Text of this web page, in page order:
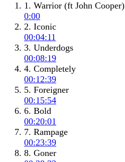
1. Warrior (ft John Cooper)
0:00
2. Iconic
00:04:11
3. Underdogs
00:08:19
4. Completely
00:12:39
5. Foreigner
00:15:54
6. Bold
00:20:01
7. Rampage
00:23:39
8. Goner